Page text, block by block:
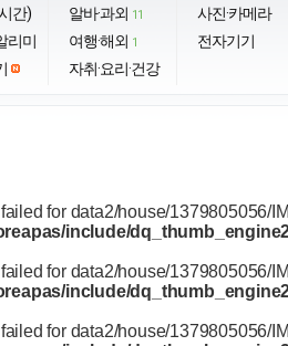
간)
리미
알바·과외 11
여행·해외 1
자취·요리·건강
사진·카메라
전자기기
for data2/house/1379805056/
include/
for data2/house/1379805056/
include/
for data2/house/1379805056/